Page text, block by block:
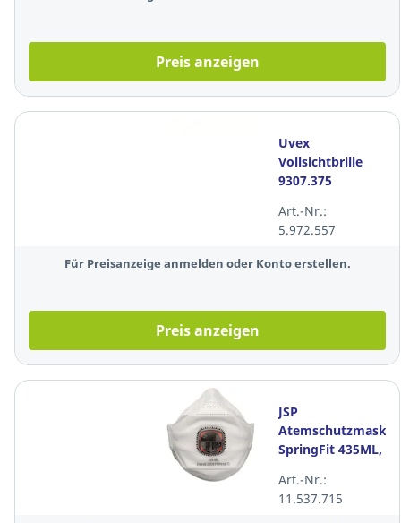
Preis anzeigen
Uvex
Vollsichtbrille
9307.375
Polycarbonat,
klar
Art.-Nr.:
5.972.557
Für Preisanzeige anmelden oder Konto erstellen.
Preis anzeigen
JSP
Atemschutzmaske
SpringFit 435ML,
Ventil, 10 Stück
Art.-Nr.:
11.537.715